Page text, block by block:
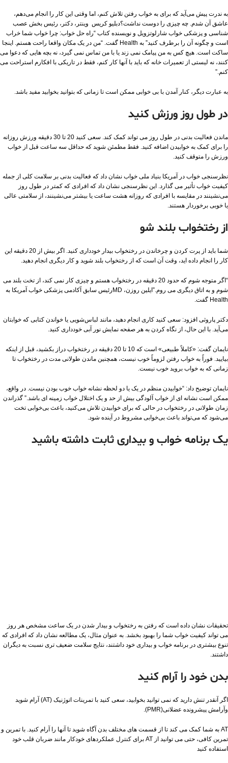
به ندرت پیش می‌آید که برای به خواب رفتن تلاش کنم، اما وقتی این کار را انجام می‌دهم،
عاشق آن شدم. چه چیزی را دوست نداشت؟دبلیو کریس وینتر، دکتر، رئیس بخش عصب
شناسی و پزشکی خواب شارلوتزویل و نویسنده کتاب “راه حل خواب: چرا خواب شما خراب
است و چگونه آن را برطرف کنید” به Health گفت. “من در یک مکان واقعا راحت هستم. اینجا
ساکت است. هیچ کس به من پیامک نمی زند یا با من تماس نمی گیرد، نه بچه هایی که دعوا می
کنند، نه لیستی از تعمیرات خانه که باید با آنها کار کنم، فقط در تاریکی با افکارم استراحت می
کنم.”
به عبارت دیگر، کنار آمدن با بی خوابی ممکن است تا زمانی که بتوانید بخوابید مفید باشد.
در طول روز ورزش کنید
ماندن فعالیت بدنی در طول روز می تواند کمک کند. سعی کنید 20 تا 30 دقیقه ورزش روزانه
را برای کمک به خوابیدن اضافه کنید. فقط مطمئن شوید که حداقل سه ساعت قبل از خواب
ورزش را متوقف کنید.
نظرسنجی خواب در آمریکا بنیاد ملی خواب نشان داد که فعالیت بدنی بر سلامت کلی از جمله
کیفیت خواب تأثیر می گذارد. این نظرسنجی نشان داد که افرادی که کمتر در طول روز
می‌نشینند در مقایسه با افرادی که روزانه هشت ساعت یا بیشتر می‌نشینند، از سلامتی عالی
یا خوبی برخوردار هستند.
از رختخواب بلند شو
شما باید از پرت کردن و چرخاندن در رختخواب بیدار خودداری کنید. اگر بیش از 20 دقیقه این
کار را انجام داده اید، وقت آن است که از رختخواب بلند شوید و کار دیگری انجام دهید.
“اگر متوجه شوم که حدود 20 دقیقه در رختخواب هستم و چیزی کار نمی کند، از تخت بلند می
شوم و به اتاق دیگری می روم.”ایلین روزن، MDرئیس سابق آکادمی پزشکی خواب آمریکا به
Health گفت.
دکتر پاروثی افزود: سعی کنید کاری انجام دهید، مانند لباس‌شویی یا خواندن کتابی که خوابتان
می‌آید. با این حال، از نگاه کردن به هر صفحه نمایش نور آبی خودداری کنید.
نایمان گفت: «کاملاً طبیعی» است که 10 تا 20 دقیقه در رختخواب دراز بکشید، قبل از اینکه
بیایید. فوراً به خواب رفتن لزوماً خوب نیست، همچنین ماندن طولانی مدت در رختخواب تا
زمانی که به خواب بروید خوب نیست.
نایمان توضیح داد: “خوابیدن منظم در یک یا دو لحظه نشانه خواب خوب بودن نیست. در واقع،
ممکن است نشانه ای از خواب آلودگی بیش از حد و یک اختلال خواب زمینه ای باشد.” گذراندن
زمان طولانی در رختخواب در حالی که برای خوابیدن تلاش می‌کنید، باعث بی‌خوابی تخت
می‌شود که می‌تواند باعث بی‌خوابی مشروط در آینده شود.
یک برنامه خواب و بیداری ثابت داشته باشید
تحقیقات نشان داده است که رفتن به رختخواب و بیدار شدن در یک ساعت مشخص هر روز
می تواند کیفیت خواب شما را بهبود بخشد. به عنوان مثال، یک مطالعه نشان داد که افرادی که
تنوع بیشتری در برنامه خواب و بیداری خود داشتند، نتایج سلامت ضعیف تری نسبت به دیگران
داشتند.
بدن خود را آرام کنید
اگر آنقدر تنش دارید که نمی توانید بخوابید، سعی کنید با تمرینات اتوژنیک (AT) آرام شوید
وآرامش پیشرونده عضلانی(PMR).
AT به شما کمک می کند تا از قسمت های مختلف بدن آگاه شوید تا آنها را آرام کنید. با تمرین و
تمرین کافی، حتی می توانید از AT برای کنترل عملکردهای خودکار مانند ضربان قلب خود
استفاده کنید